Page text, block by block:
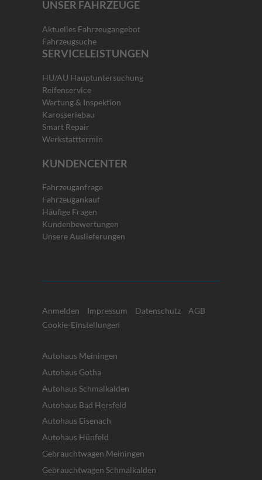
UNSER FAHRZEUGE
Aktuelles Fahrzeugangebot
Fahrzeugsuche
SERVICELEISTUNGEN
HU/AU Hauptuntersuchung
Reifenservice
Wartung & Inspektion
Karosseriebau
Smart Repair
Werkstatttermin
KUNDENCENTER
Fahrzeuganfrage
Fahrzeugankauf
Häufige Fragen
Kundenbewertungen
Unsere Auslieferungen
Anmelden Impressum Datenschutz
AGB
Cookie-Einstellungen
Autohaus Meiningen
Autohaus Gotha
Autohaus Schmalkalden
Autohaus Bad Hersfeld
Autohaus Eisenach
Autohaus Hünfeld
Gebrauchtwagen Meiningen
Gebrauchtwagen Schmalkalden